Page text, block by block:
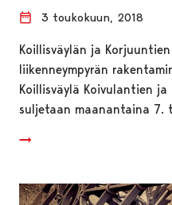
3 toukokuun, 2018
Koillisväylän ja
liikenneympyrän
Koillisväylä Koivulantien
suljetaan maanantaina